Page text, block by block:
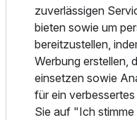
So gibt es in der Lobby
Ausstellungen.
Starten Sie den Tag mit
arrangiertem
Wir servieren frischen
Auswahl an Teesorten
zuverlässigen
bieten sowie um
bereitzustellen,
Werbung erstellen,
einsetzen sowie
für ein
Sie auf "Ich